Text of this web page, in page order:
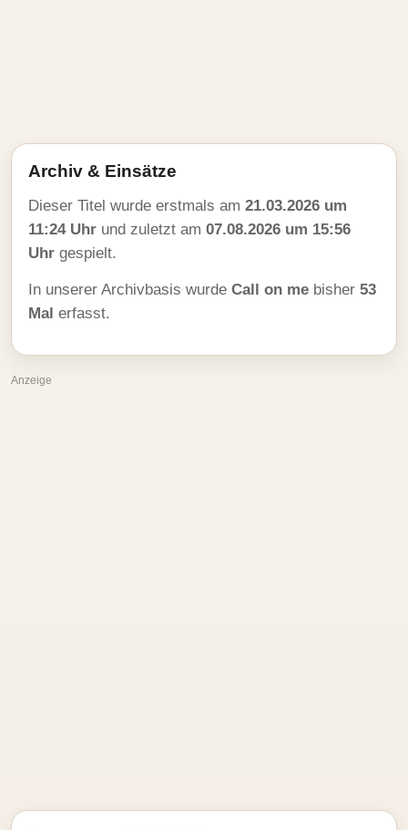
Archiv & Einsätze
Dieser Titel wurde erstmals am 21.03.2026 um
11:24 Uhr und zuletzt am 07.08.2026 um 15:56
Uhr gespielt.
In unserer Archivbasis wurde Call on me bisher 53
Mal erfasst.
Anzeige